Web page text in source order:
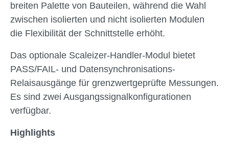
breiten Palette von Bauteilen, während die Wahl
zwischen isolierten und nicht isolierten Modulen
die Flexibilität der Schnittstelle erhöht.
Das optionale Scaleizer-Handler-Modul bietet
PASS/FAIL- und Datensynchronisations-
Relaisausgänge für grenzwertgeprüfte Messungen.
Es sind zwei Ausgangssignalkonfigurationen
verfügbar.
Highlights